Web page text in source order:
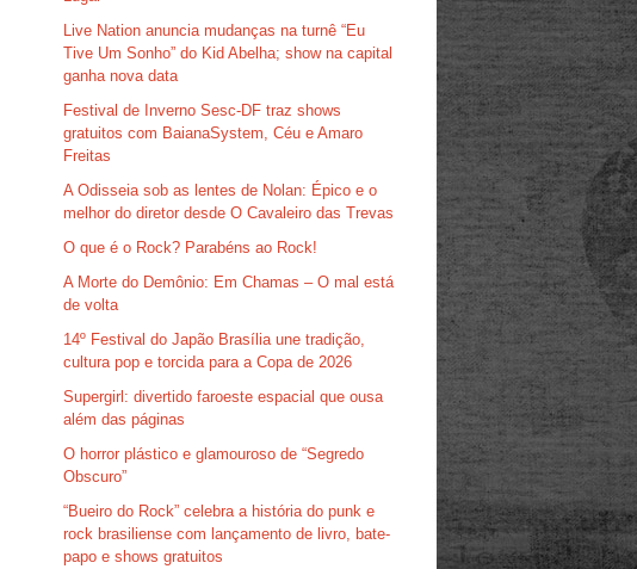
Live Nation anuncia mudanças na turnê “Eu
Tive Um Sonho” do Kid Abelha; show na capital
ganha nova data
Festival de Inverno Sesc-DF traz shows
gratuitos com BaianaSystem, Céu e Amaro
Freitas
A Odisseia sob as lentes de Nolan: Épico e o
melhor do diretor desde O Cavaleiro das Trevas
O que é o Rock? Parabéns ao Rock!
A Morte do Demônio: Em Chamas – O mal está
de volta
14º Festival do Japão Brasília une tradição,
cultura pop e torcida para a Copa de 2026
Supergirl: divertido faroeste espacial que ousa
além das páginas
O horror plástico e glamouroso de “Segredo
Obscuro”
“Bueiro do Rock” celebra a história do punk e
rock brasiliense com lançamento de livro, bate-
papo e shows gratuitos